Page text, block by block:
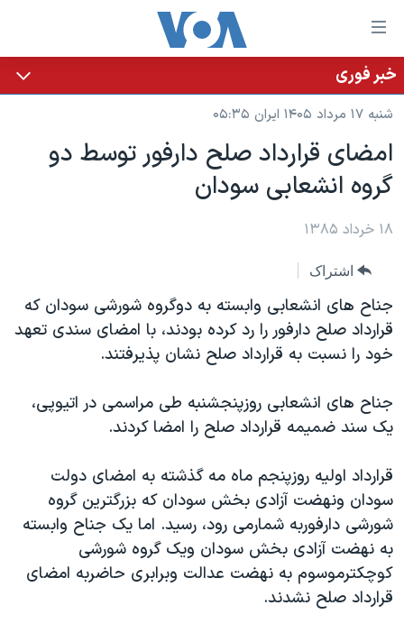
لینکهای
قابل
دسترسی
جهش
محتوای
اصلی
جهش
به
اصلی
جهش
به
جستجو
خانه
نسخه سبک وب‌سایت
موضوع ها
ایران
آمریکا
گزیده‌ها
ویژه برنامه‌ها
فرهنگ و زندگی
اقتصادی
علم و فناوری
اسرائیل در جنگ
گالری عکس
برنامه های تلویزیونی
جدول برنامه ها
صفحه‌های ویژه
عملیات خشم حماسی
۲۵۰سالگی آمریکا
مستندها
حمله جمهوری اسلامی به اسرائیل
رمز مهسا
ورزش زنان در ایران
اعتراضات زن، زندگی، آزادی
پخش رادیویی
یادگیری زبان انگلیسی
دنبال کنید
زبانهای مختلف
خبر فوری
شنبه ۱۷ مرداد ۱۴۰۵ ایران ۰۵:۳۵
امضای قرارداد صلح دارفور توسط دو
گروه انشعابی سودان
۱۸ خرداد ۱۳۸۵
اشتراک
جناح های انشعابی وابسته به دوگروه شورشی سودان که
قرارداد صلح دارفور را رد کرده بودند، با امضای سندی تعهد
خود را نسبت به قرارداد صلح نشان پذيرفتند.
جناح های انشعابی روزپنجشنبه طی مراسمی در اتيوپی،
يک سند ضميمه قرارداد صلح را امضا کردند.
قرارداد اوليه روزپنجم ماه مه گذشته به امضای دولت
سودان ونهضت آزادی بخش سودان که بزرگترين گروه
شورشی دارفوربه شمارمی رود، رسيد. اما يک جناح وابسته
به نهضت آزادی بخش سودان ويک گروه شورشی
کوچکترموسوم به نهضت عدالت وبرابری حاضربه امضای
قرارداد صلح نشدند.